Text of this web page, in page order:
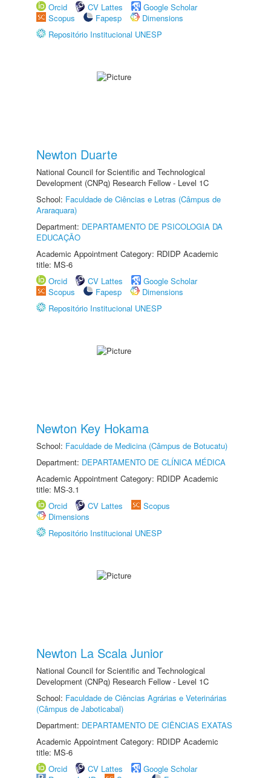
Orcid
CV Lattes
Google Scholar
Scopus
Fapesp
Dimensions
Repositório Institucional UNESP
Newton Duarte
National Council for Scientific and Technological
Development (CNPq) Research Fellow - Level 1C
School: Faculdade de Ciências e Letras (Câmpus de
Araraquara)
Department: DEPARTAMENTO DE PSICOLOGIA DA
EDUCAÇÃO
Academic Appointment Category: RDIDP Academic
title: MS-6
Orcid
CV Lattes
Google Scholar
Scopus
Fapesp
Dimensions
Repositório Institucional UNESP
Newton Key Hokama
School: Faculdade de Medicina (Câmpus de Botucatu)
Department: DEPARTAMENTO DE CLÍNICA MÉDICA
Academic Appointment Category: RDIDP Academic
title: MS-3.1
Orcid
CV Lattes
Scopus
Dimensions
Repositório Institucional UNESP
Newton La Scala Junior
National Council for Scientific and Technological
Development (CNPq) Research Fellow - Level 1C
School: Faculdade de Ciências Agrárias e Veterinárias
(Câmpus de Jaboticabal)
Department: DEPARTAMENTO DE CIÊNCIAS EXATAS
Academic Appointment Category: RDIDP Academic
title: MS-6
Orcid
CV Lattes
Google Scholar